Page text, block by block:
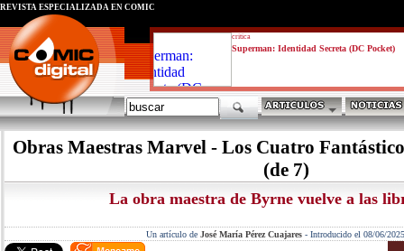
critica
Superman: Identidad Secreta (DC Pocket)
REVISTA ESPECIALIZADA EN CÓMIC
Obras Maestras Marvel - Los Cuatro
(de 7)
La obra maestra de Byrne vuelve a las
Un artículo de José María Pérez Cuajares- Introducido el 08/06/2025